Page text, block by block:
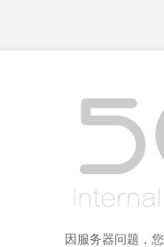
因服务器问题，